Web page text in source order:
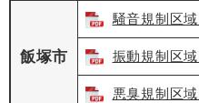
飯塚市
騒音規制区
振動規制区
悪臭規制区